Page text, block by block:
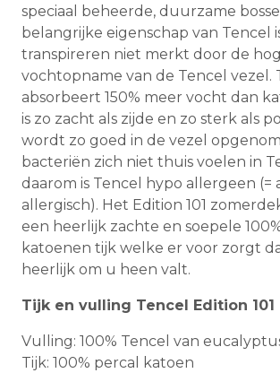
speciaal beheerde, duurzame
belangrijke eigenschap van Tencel
transpireren niet merkt door de
vochtopname van de Tencel vezel.
absorbeert 150% meer vocht dan
is zo zacht als zijde en zo sterk als
wordt zo goed in de vezel
bacteriën zich niet thuis voelen in
daarom is Tencel hypo allergeen (=
allergisch). Het Edition 101
een heerlijk zachte en soepele
katoenen tijk welke er voor zorgt
heerlijk om u heen valt.
Tijk en vulling Tencel Edition 101
Vulling: 100% Tencel van
Tijk: 100% percal katoen